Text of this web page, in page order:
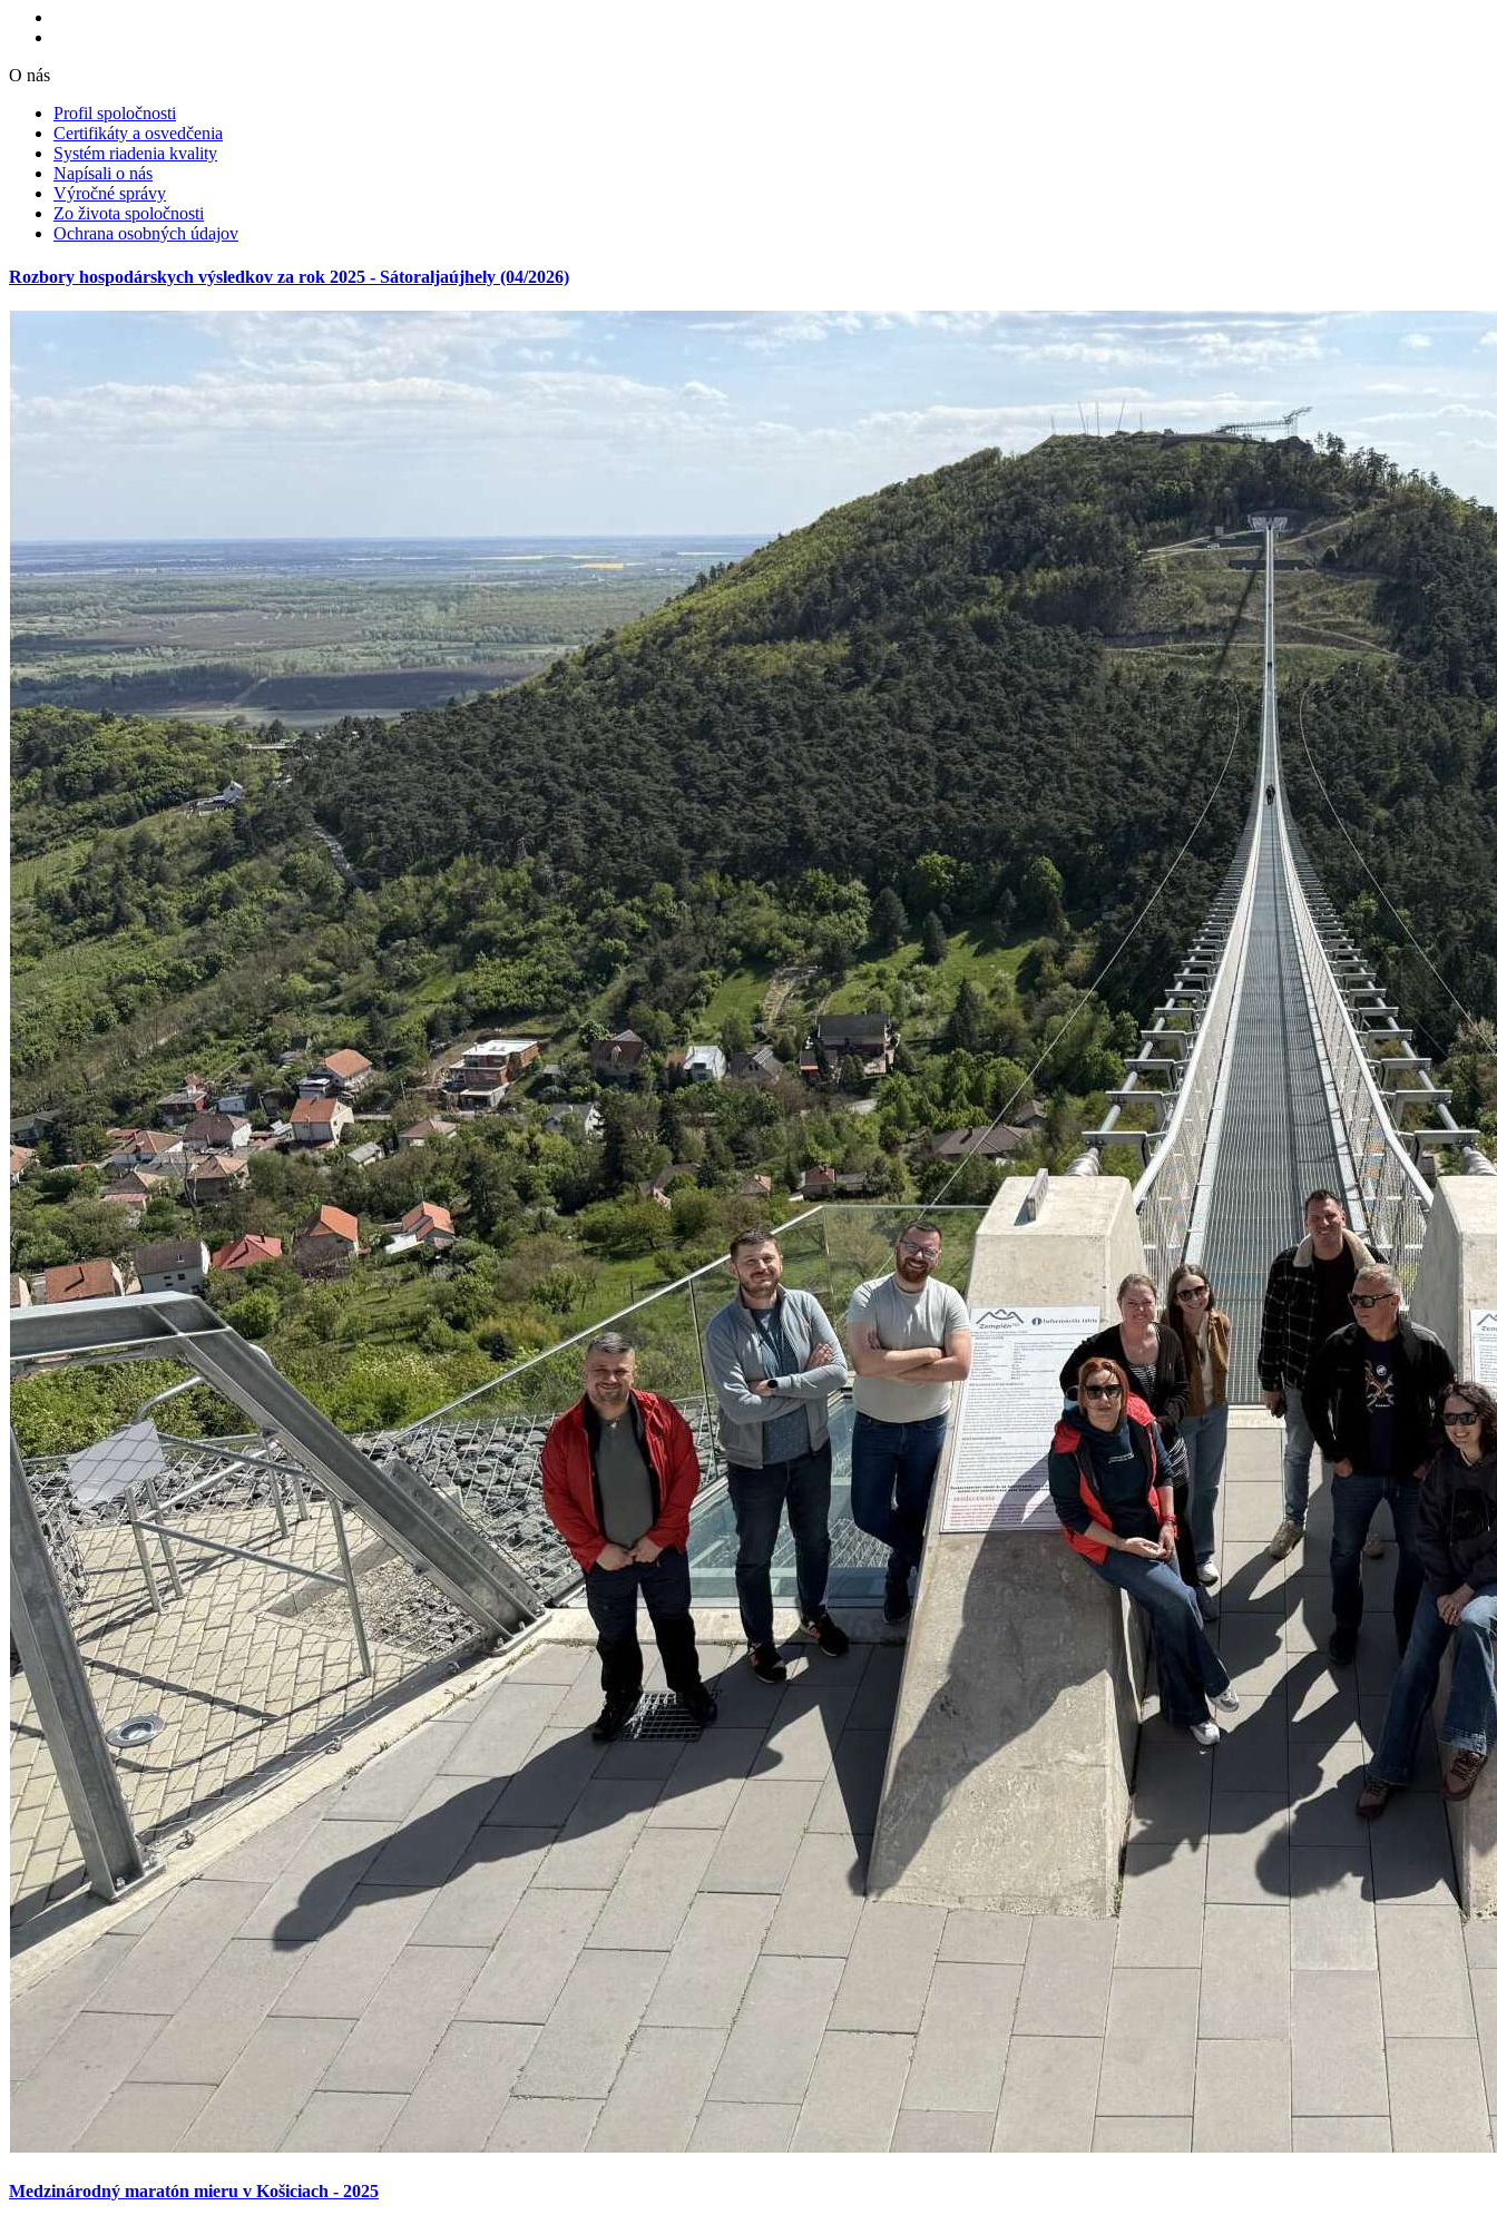
O nás
Profil spoločnosti
Certifikáty a osvedčenia
Systém riadenia kvality
Napísali o nás
Výročné správy
Zo života spoločnosti
Ochrana osobných údajov
Rozbory hospodárskych výsledkov za rok 2025 - Sátoraljaújhely (04/2026)
Medzinárodný maratón mieru v Košiciach - 2025